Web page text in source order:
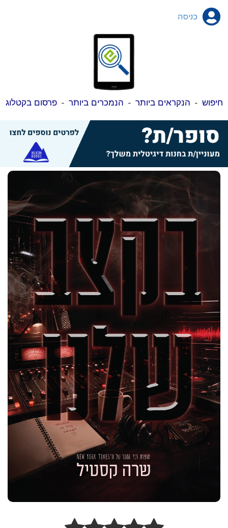
כניסה
חיפוש - הנקראים ביותר - הנמכרים ביותר -פרסום בקטלוג